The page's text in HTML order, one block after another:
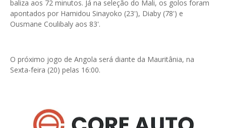
baliza aos 72 minutos. Já na seleção do Mali, os golos foram
apontados por Hamidou Sinayoko (23'), Diaby (78') e
Ousmane Coulibaly aos 83'.
O próximo jogo de Angola será diante da Mauritânia, na
Sexta-feira (20) pelas 16:00.